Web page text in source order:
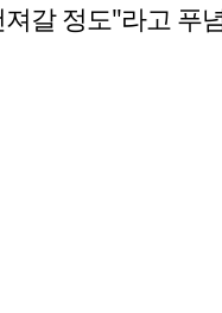
갈 정도"라고 푸